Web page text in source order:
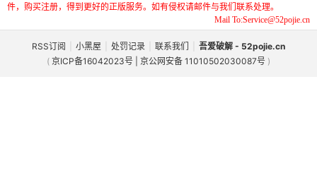
件，购买注册，得到更好的正版服务。如有侵权请邮件与我们联系处理。
Mail To:Service@52pojie.cn
RSS订阅 小黑屋 处罚记录 联系我们
吾爱破解 - 52pojie.cn
( 京ICP备16042023号 | 京公网安备 11010502030087号 )